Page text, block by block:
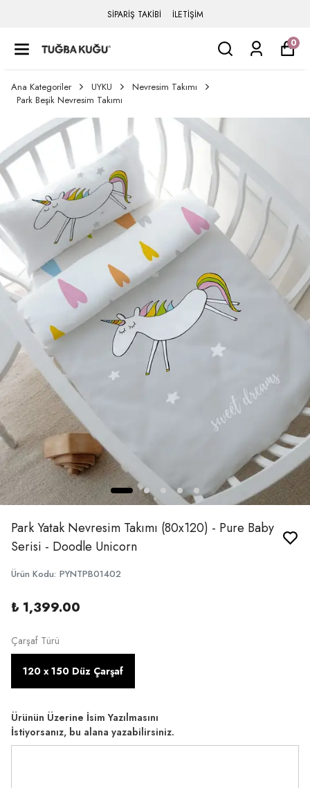
SİPARİŞ TAKİBİ İLETİŞİM
0
Ana Kategoriler UYKU
Nevresim Takımı
Park Beşik Nevresim Takımı
Park Yatak Nevresim Takımı (80x120) - Pure Baby
Serisi - Doodle Unicorn
Ürün Kodu: PYNTPB01402
₺ 1,399.00
Çarşaf Türü
120 x 150 Düz Çarşaf
Ürünün Üzerine İsim Yazılmasını
İstiyorsanız, bu alana yazabilirsiniz.